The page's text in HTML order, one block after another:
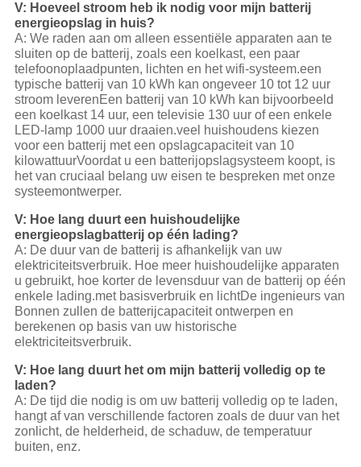
V: Hoeveel stroom heb ik nodig voor mijn batterij
energieopslag in huis?
A: We raden aan om alleen essentiële apparaten aan te
sluiten op de batterij, zoals een koelkast, een paar
telefoonoplaadpunten, lichten en het wifi-systeem.een
typische batterij van 10 kWh kan ongeveer 10 tot 12 uur
stroom leverenEen batterij van 10 kWh kan bijvoorbeeld
een koelkast 14 uur, een televisie 130 uur of een enkele
LED-lamp 1000 uur draaien.veel huishoudens kiezen
voor een batterij met een opslagcapaciteit van 10
kilowattuurVoordat u een batterijopslagsysteem koopt, is
het van cruciaal belang uw eisen te bespreken met onze
systeemontwerper.
V: Hoe lang duurt een huishoudelijke
energieopslagbatterij op één lading?
A: De duur van de batterij is afhankelijk van uw
elektriciteitsverbruik. Hoe meer huishoudelijke apparaten
u gebruikt, hoe korter de levensduur van de batterij op één
enkele lading.met basisverbruik en lichtDe ingenieurs van
Bonnen zullen de batterijcapaciteit ontwerpen en
berekenen op basis van uw historische
elektriciteitsverbruik.
V: Hoe lang duurt het om mijn batterij volledig op te
laden?
A: De tijd die nodig is om uw batterij volledig op te laden,
hangt af van verschillende factoren zoals de duur van het
zonlicht, de helderheid, de schaduw, de temperatuur
buiten, enz.